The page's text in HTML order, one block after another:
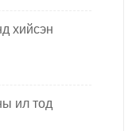
хийсэн
ил тод